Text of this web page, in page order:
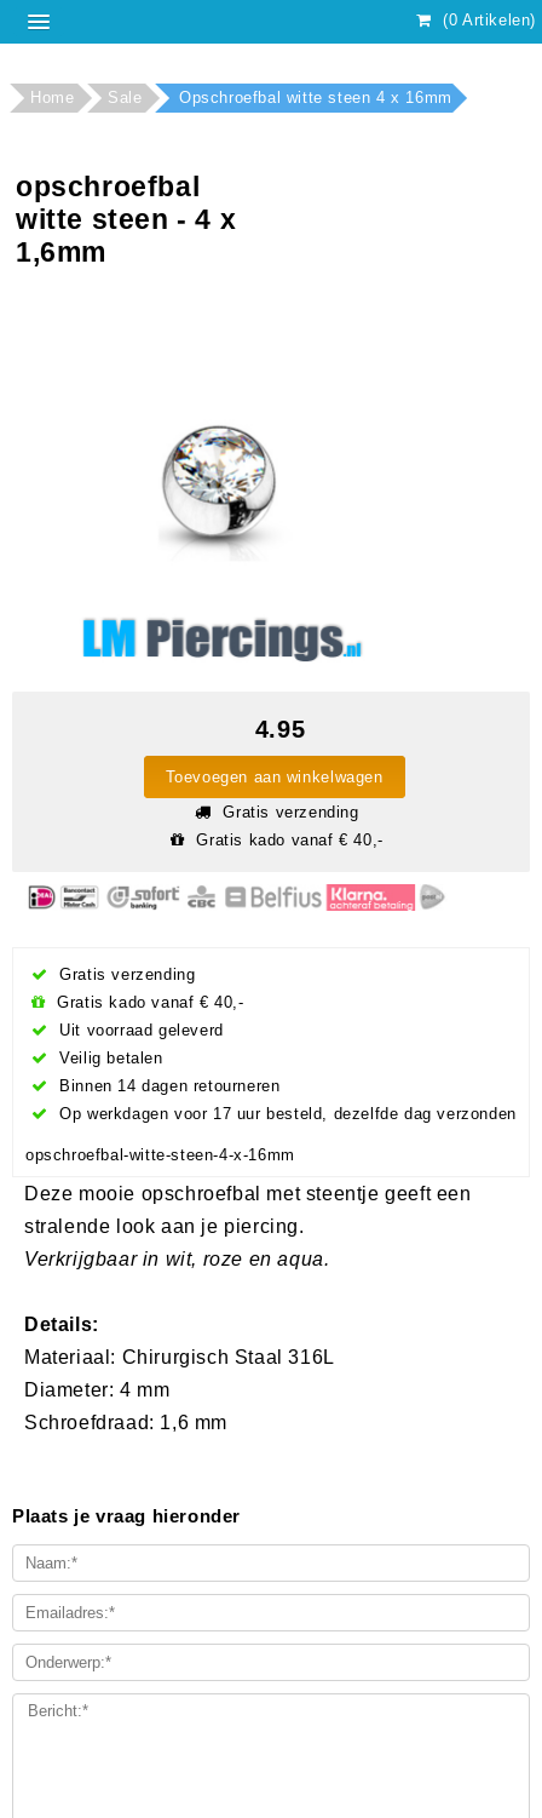
(0 Artikelen)
Home Sale Opschroefbal witte steen 4 x 16mm
opschroefbal
witte steen - 4 x
1,6mm
4.95
Toevoegen aan winkelwagen
Gratis verzending
Gratis kado vanaf € 40,-
Gratis verzending
Gratis kado vanaf € 40,-
Uit voorraad geleverd
Veilig betalen
Binnen 14 dagen retourneren
Op werkdagen voor 17 uur besteld, dezelfde dag verzonden
opschroefbal-witte-steen-4-x-16mm
Deze mooie opschroefbal met steentje geeft een
stralende look aan je piercing.
Verkrijgbaar in wit, roze en aqua.
Details:
Materiaal: Chirurgisch Staal 316L
Diameter: 4 mm
Schroefdraad: 1,6 mm
Plaats je vraag hieronder